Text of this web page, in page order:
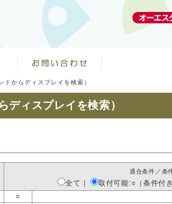
ドからディスプレイを検索）
ディスプレイを検索）
適合条件／条
全て ｜ 取付可能:○（条件付
○